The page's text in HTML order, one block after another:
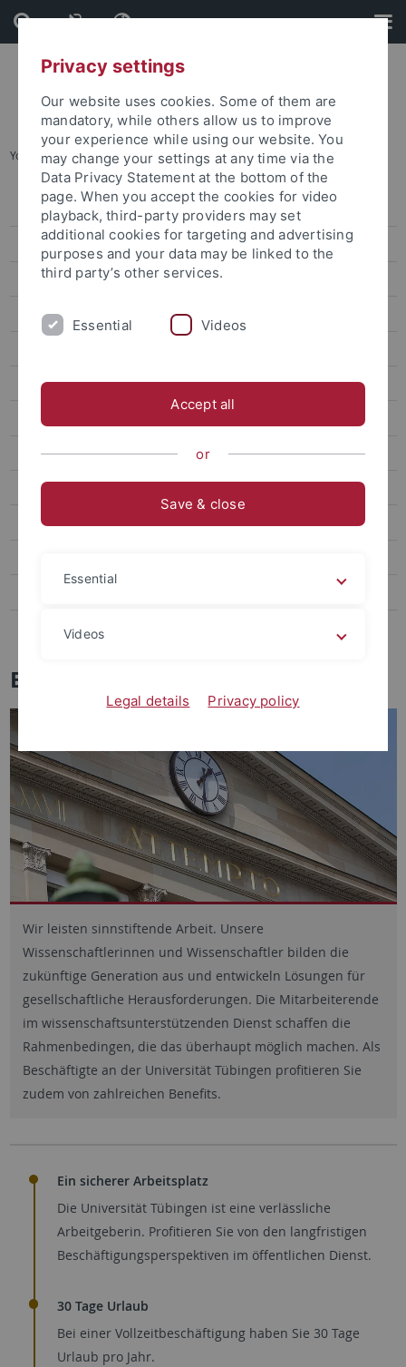
Skip
to
content
Skip
to
footer
You are here: Startseite ... Benefits
Freie Stellen
IT & Bib / Technik & Handwerk / Verwaltung
Professuren
Postdocs, Juniorprofessuren, Nachwuchsgruppenleitungen
Internationale Forschende
Exzellente Forschungsbedingungen
Werte
Karriereentwicklung
Benefits
Stellenangebote veröffentlichen
Benefits
Wir leisten sinnstiftende Arbeit. Unsere
Wissenschaftlerinnen und Wissenschaftler bilden die
zukünftige Generation aus und entwickeln Lösungen für
gesellschaftliche Herausforderungen. Die Mitarbeiterende
im wissenschaftsunterstützenden Dienst schaffen die
Rahmenbedingen, die das überhaupt möglich machen. Als
Beschäftigte an der Universität Tübingen profitieren Sie
zudem von zahlreichen Benefits.
Ein sicherer Arbeitsplatz
Die Universität Tübingen ist eine verlässliche
Arbeitgeberin. Profitieren Sie von den langfristigen
Beschäftigungsperspektiven im öffentlichen Dienst.
30 Tage Urlaub
Bei einer Vollzeitbeschäftigung haben Sie 30 Tage
Urlaub pro Jahr.
Privacy settings
Our website uses cookies. Some of them are
mandatory, while others allow us to improve
your experience while using our website. You
may change your settings at any time via the
Data Privacy Statement at the bottom of the
page. When you accept the cookies for video
playback, third-party providers may set
additional cookies for targeting and advertising
purposes and your data may be linked to the
third party’s other services.
Essential Videos
Accept all
or
Save & close
Essential
Videos
Legal details Privacy policy